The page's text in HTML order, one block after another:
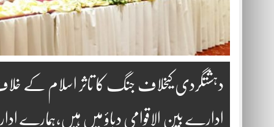
دہشتگردی کیخلاف جنگ کا تاثر اسلام کے
ادارے بین الاقوامی دباؤ میں ہیں،ہمارے